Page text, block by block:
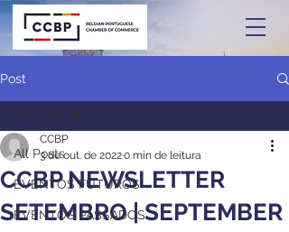
Post
All Posts
EVENTOS FUTUROS
EVENTOS PASSADOS
All Posts
CCBP NEWSLETTER
SETEMBRO | SEPTEMBER
CCBP
3 de out. de 20220 min de leitura